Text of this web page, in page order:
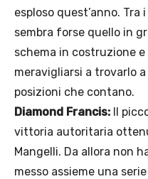
esploso quest’anno.
sembra forse quello in
schema in costruzione e
meravigliarsi a trovarlo
posizioni che contano.
Diamond Francis: Il
vittoria autoritaria
Mangelli. Da allora non
messo assieme una